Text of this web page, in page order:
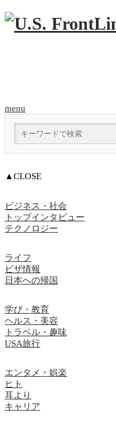
menu
▲CLOSE
ビジネス・社会
トップインタビュー
テクノロジー
ライフ
ビザ情報
日本への帰国
学び・教育
ヘルス・美容
トラベル・趣味
USA旅行
エンタメ・娯楽
ヒト
耳より
キャリア